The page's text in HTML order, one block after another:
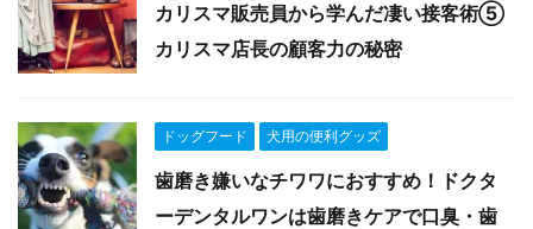
カリスマ販売員から学んだ凄い接客術⑤
カリスマ店長の顧客力の秘密
ドッグフード 犬用の便利グッズ
歯磨き嫌いなチワワにおすすめ！ドクタ
ーデンタルワンは歯磨きケアで口臭・歯